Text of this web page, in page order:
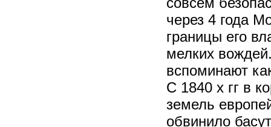
через 4 года
границы его
мелких
вспоминают
С 1840 х гг в
земель
обвинило